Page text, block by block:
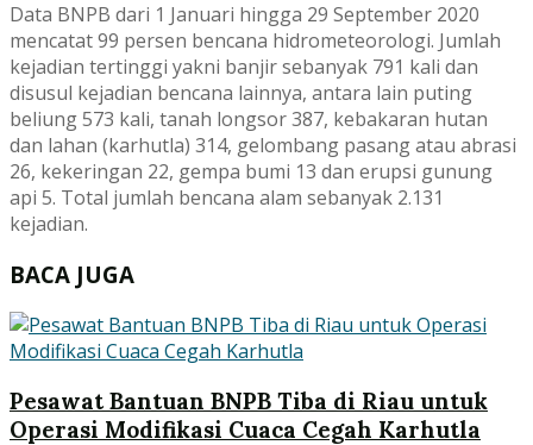
Data BNPB dari 1 Januari hingga 29 September 2020
mencatat 99 persen bencana hidrometeorologi. Jumlah
kejadian tertinggi yakni banjir sebanyak 791 kali dan
disusul kejadian bencana lainnya, antara lain puting
beliung 573 kali, tanah longsor 387, kebakaran hutan
dan lahan (karhutla) 314, gelombang pasang atau abrasi
26, kekeringan 22, gempa bumi 13 dan erupsi gunung
api 5. Total jumlah bencana alam sebanyak 2.131
kejadian.
BACA JUGA
Pesawat Bantuan BNPB Tiba di Riau untuk
Operasi Modifikasi Cuaca Cegah Karhutla